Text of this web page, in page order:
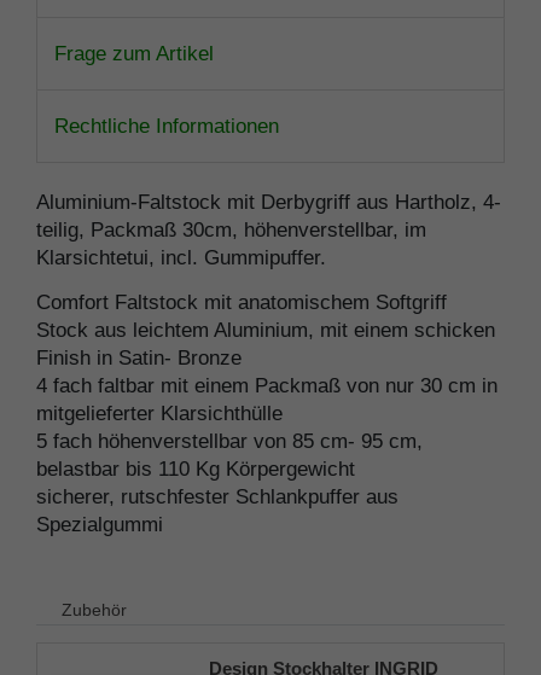
Frage zum Artikel
Rechtliche Informationen
Aluminium-Faltstock mit Derbygriff aus Hartholz, 4-
teilig, Packmaß 30cm, höhenverstellbar, im
Klarsichtetui, incl. Gummipuffer.
Comfort Faltstock mit anatomischem Softgriff
Stock aus leichtem Aluminium, mit einem schicken
Finish in Satin- Bronze
4 fach faltbar mit einem Packmaß von nur 30 cm in
mitgelieferter Klarsichthülle
5 fach höhenverstellbar von 85 cm- 95 cm,
belastbar bis 110 Kg Körpergewicht
sicherer, rutschfester Schlankpuffer aus
Spezialgummi
Zubehör
Design Stockhalter INGRID